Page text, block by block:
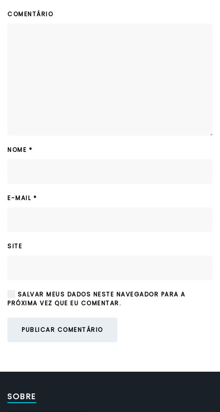
COMENTÁRIO
NOME *
E-MAIL *
SITE
SALVAR MEUS DADOS NESTE NAVEGADOR PARA A
PRÓXIMA VEZ QUE EU COMENTAR.
PUBLICAR COMENTÁRIO
SOBRE